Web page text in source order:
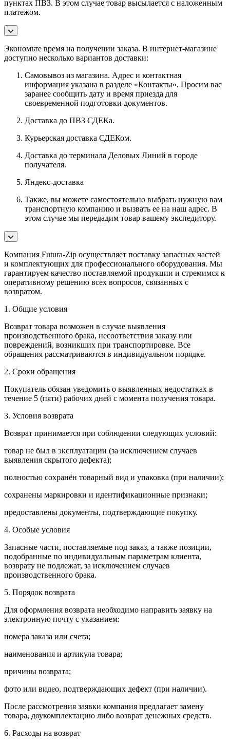
пунктах ПВЗ. В этом случае товар высылается с наложенным
платежом.
Экономьте время на получении заказа. В интернет-магазине
доступно несколько вариантов доставки:
Самовывоз из магазина. Адрес и контактная
информация указана в разделе «Контакты». Просим вас
заранее сообщить дату и время приезда для
своевременной подготовки документов.
Доставка до ПВЗ СДЕКа.
Курьерская доставка СДЕКом.
Доставка до терминала Деловых Линий в городе
получателя.
Яндекс-доставка
Также, вы можете самостоятельно выбрать нужную вам
транспортную компанию и вызвать ее на наш адрес. В
этом случае мы передадим товар вашему экспедитору.
Компания Futura-Zip осуществляет поставку запасных частей
и комплектующих для профессионального оборудования. Мы
гарантируем качество поставляемой продукции и стремимся к
оперативному решению всех вопросов, связанных с
возвратом.
1. Общие условия
Возврат товара возможен в случае выявления
производственного брака, несоответствия заказу или
повреждений, возникших при транспортировке. Все
обращения рассматриваются в индивидуальном порядке.
2. Сроки обращения
Покупатель обязан уведомить о выявленных недостатках в
течение 5 (пяти) рабочих дней с момента получения товара.
3. Условия возврата
Возврат принимается при соблюдении следующих условий:
товар не был в эксплуатации (за исключением случаев
выявления скрытого дефекта);
полностью сохранён товарный вид и упаковка (при наличии);
сохранены маркировки и идентификационные признаки;
предоставлены документы, подтверждающие покупку.
4. Особые условия
Запасные части, поставляемые под заказ, а также позиции,
подобранные по индивидуальным параметрам клиента,
возврату не подлежат, за исключением случаев
производственного брака.
5. Порядок возврата
Для оформления возврата необходимо направить заявку на
электронную почту с указанием:
номера заказа или счета;
наименования и артикула товара;
причины возврата;
фото или видео, подтверждающих дефект (при наличии).
После рассмотрения заявки компания предлагает замену
товара, доукомплектацию либо возврат денежных средств.
6. Расходы на возврат